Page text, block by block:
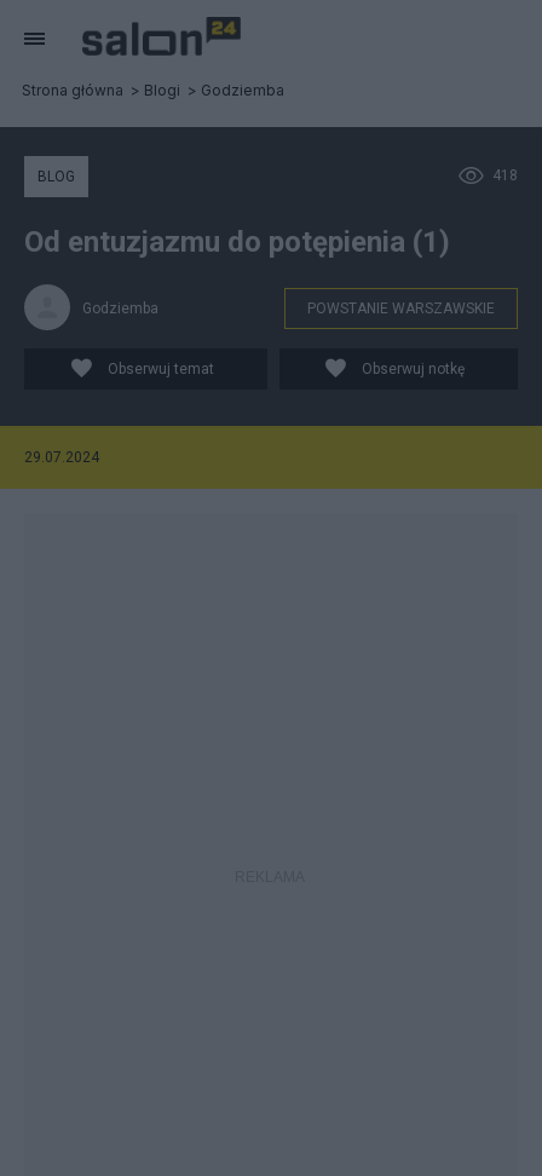
Strona główna Blogi Godziemba
418
BLOG
Od entuzjazmu do potępienia (1)
Godziemba POWSTANIE WARSZAWSKIE
Obserwuj temat Obserwuj notkę
29.07.2024